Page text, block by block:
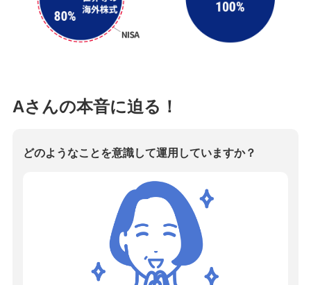
Aさんの本音に迫る！
どのようなことを意識して運用していますか？